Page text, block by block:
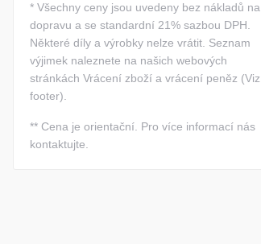
* Všechny ceny jsou uvedeny bez nákladů na
dopravu a se standardní 21% sazbou DPH.
Některé díly a výrobky nelze vrátit. Seznam
výjimek naleznete na našich webových
stránkách Vrácení zboží a vrácení peněz (Viz
footer).
** Cena je orientační. Pro více informací nás
kontaktujte.